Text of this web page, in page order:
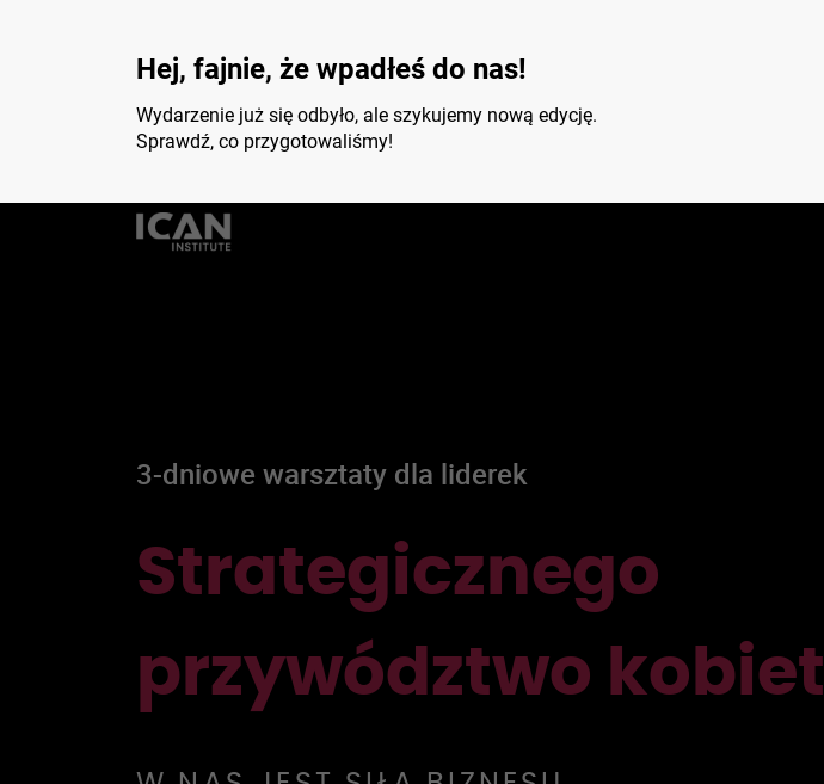
Hej, fajnie, że wpadłeś do nas!
Wydarzenie już się odbyło, ale szykujemy nową edycję.
Sprawdź, co przygotowaliśmy!
3-dniowe warsztaty dla liderek
Strategicznego
przywództwo kobiet